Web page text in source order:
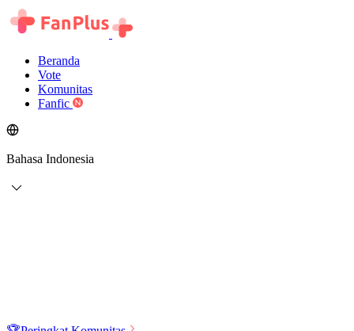
Beranda
Vote
Komunitas
Fanfic
Bahasa Indonesia